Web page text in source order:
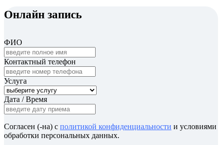
Онлайн запись
ФИО
Контактный телефон
Услуга
Дата / Время
Согласен (-на) с политикой конфиденциальности и условиями
обработки персональных данных.